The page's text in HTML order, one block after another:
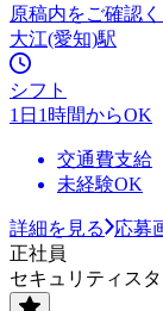
原稿内をご確認く
大江(愛知)駅
シフト
1日1時間からOK
交通費支給
未経験OK
詳細を見る
応募
正社員
セキュリティス